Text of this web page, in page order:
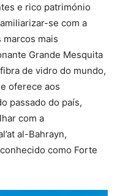
e rico património
se com a
mais
Grande Mesquita
de vidro do mundo,
oferece aos
passado do país,
com a
al-Bahrayn,
como Forte